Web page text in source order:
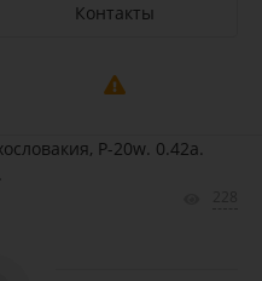
Контакты
P-20w. 0.42а.